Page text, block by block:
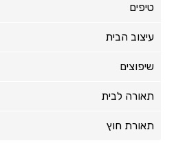
טיפים
עיצוב הבית
שיפוצים
תאורה לבית
תאורת חוץ